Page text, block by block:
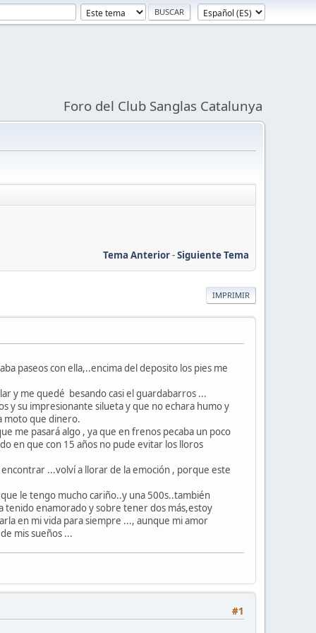
Foro del Club Sanglas Catalunya
Tema Anterior-Siguiente Tema
IMPRIMIR
paseos con ella,..encima del deposito los pies me
y me quedé besando casi el guardabarros ...
y su impresionante silueta y que no echara humo y
moto que dinero.
me pasará algo , ya que en frenos pecaba un poco
en que con 15 años no pude evitar los lloros
...volví a llorar de la emoción , porque este
que le tengo mucho cariño..y una 500s..también
tenido enamorado y sobre tener dos más,estoy
en mi vida para siempre ..., aunque mi amor
mis sueños ...
#1